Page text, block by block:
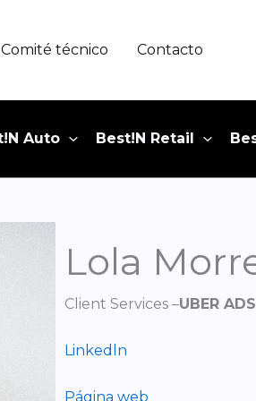
Comité técnico Contacto
Auto Best!N Retail
Lola
Client Services –UBER ADS
Linkedln
Página web